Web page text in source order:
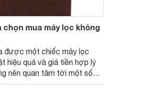
chọn mua máy lọc không
được một chiếc máy lọc
hiệu quả và giá tiền hợp lý
nên quan tâm tới một số
trọng sau.